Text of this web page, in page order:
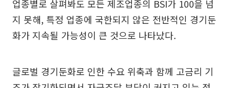
업종별로 살펴봐도 모든 제조업종의 BSI가 100을 넘
지 못해, 특정 업종에 국한되지 않은 전반적인 경기둔
화가 지속될 가능성이 큰 것으로 나타났다.
글로벌 경기둔화로 인한 수요 위축과 함께 고금리 기